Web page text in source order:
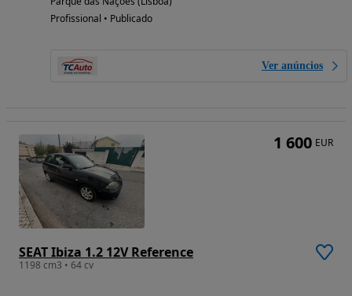
Profissional • Publicado
Ver anúncios
SEAT Ibiza 1.2 12V Reference
1198 cm3 • 64 cv
1 600 EUR